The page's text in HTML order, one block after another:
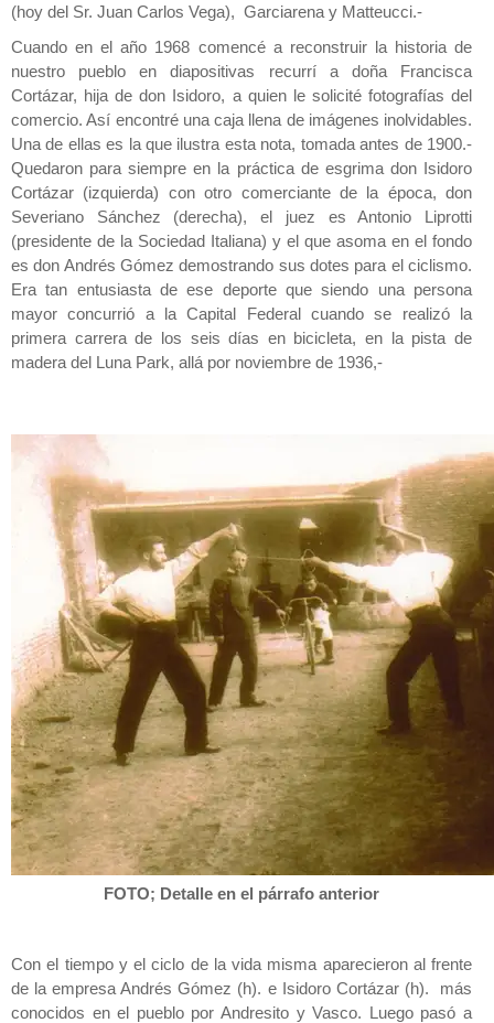
(hoy del Sr. Juan Carlos Vega), Garciarena y Matteucci.-
Cuando en el año 1968 comencé a reconstruir la historia de
nuestro pueblo en diapositivas recurrí a doña Francisca
Cortázar, hija de don Isidoro, a quien le solicité fotografías del
comercio. Así encontré una caja llena de imágenes inolvidables.
Una de ellas es la que ilustra esta nota, tomada antes de 1900.-
Quedaron para siempre en la práctica de esgrima don Isidoro
Cortázar (izquierda) con otro comerciante de la época, don
Severiano Sánchez (derecha), el juez es Antonio Liprotti
(presidente de la Sociedad Italiana) y el que asoma en el fondo
es don Andrés Gómez demostrando sus dotes para el ciclismo.
Era tan entusiasta de ese deporte que siendo una persona
mayor concurrió a la Capital Federal cuando se realizó la
primera carrera de los seis días en bicicleta, en la pista de
madera del Luna Park, allá por noviembre de 1936,-
FOTO; Detalle en el párrafo anterior
Con el tiempo y el ciclo de la vida misma aparecieron al frente
de la empresa Andrés Gómez (h). e Isidoro Cortázar (h). más
conocidos en el pueblo por Andresito y Vasco. Luego pasó a